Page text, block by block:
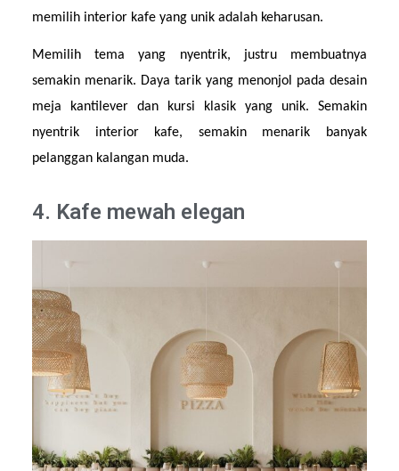
memilih interior kafe yang unik adalah keharusan.
Memilih tema yang nyentrik, justru membuatnya
semakin menarik. Daya tarik yang menonjol pada desain
meja kantilever dan kursi klasik yang unik. Semakin
nyentrik interior kafe, semakin menarik banyak
pelanggan kalangan muda.
4. Kafe mewah elegan